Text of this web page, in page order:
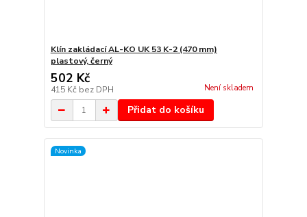
Klín zakládací AL-KO UK 53 K-2 (470 mm)
plastový, černý
502 Kč
415 Kč bez DPH Není skladem
Přidat do košíku
Novinka